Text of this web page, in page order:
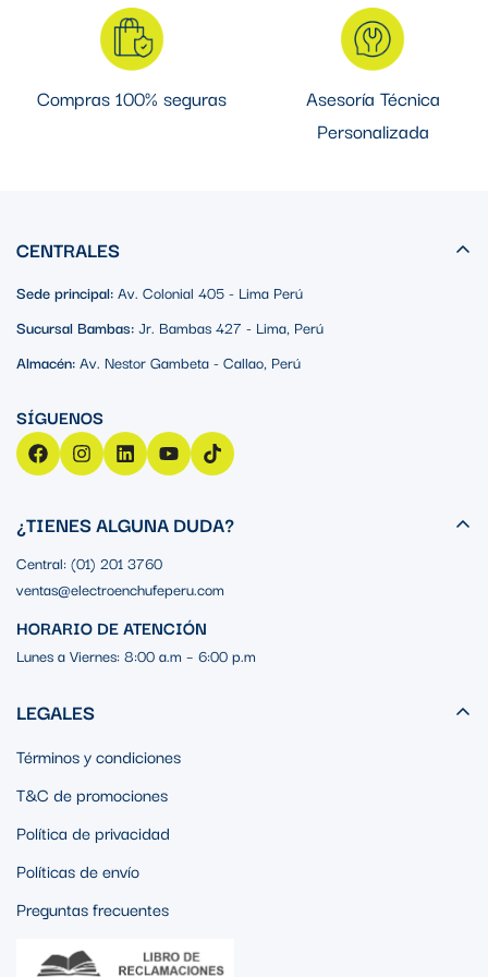
Compras 100% seguras
Asesoría Técnica
Personalizada
CENTRALES
Sede principal:Av. Colonial 405 - Lima Perú
Sucursal Bambas:Jr. Bambas 427 - Lima, Perú
Almacén:Av. Nestor Gambeta - Callao, Perú
¿TIENES ALGUNA DUDA?
Central: (01) 201 3760
ventas@electroenchufeperu.com
HORARIO DE ATENCIÓN
Lunes a Viernes: 8:00 a.m – 6:00 p.m
LEGALES
Términos y condiciones
T&C de promociones
Política de privacidad
Políticas de envío
Preguntas frecuentes